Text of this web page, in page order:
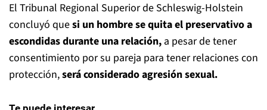
El Tribunal Regional Superior de Schleswig-Holstein
concluyó quesi un hombre se quita el preservativo a
escondidas durante una relación, a pesar de tener
consentimiento por su pareja para tener relaciones con
protección,será considerado agresión sexual.